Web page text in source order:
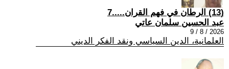
(13) الرطان في فهم القران.....7
عبد الحسين سلمان عاتي
2026 / 8 / 9
العلمانية، الدين السياسي ونقد الفكر الديني